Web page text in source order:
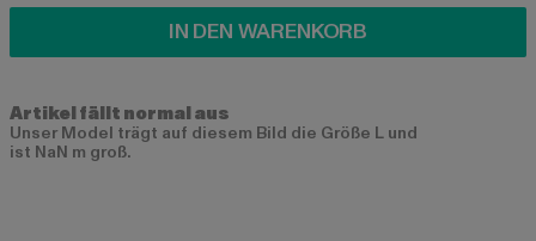
IN DEN WARENKORB
Artikel fällt normal aus
Unser Model trägt auf diesem Bild die Größe L und
ist NaN m groß.